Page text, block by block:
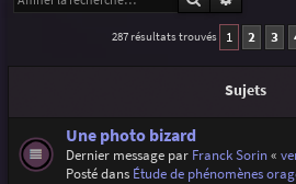
287 résultats trouvés 1 2 3
Sujets
Une photo bizard
Dernier message par Franck Sorin«
Posté dans Étude de phénomènes